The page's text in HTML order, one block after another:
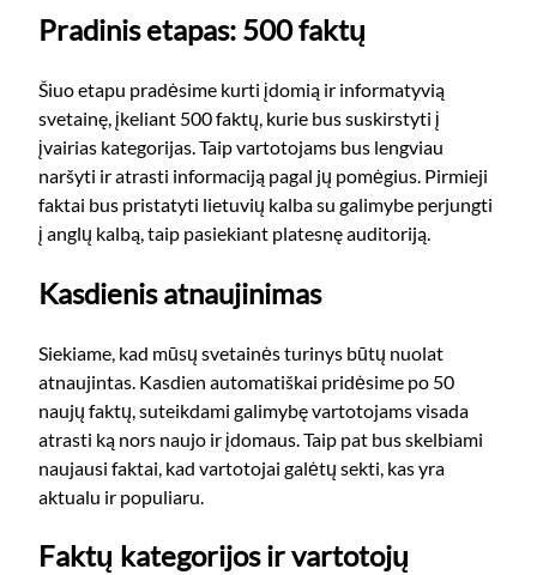
Pradinis etapas: 500 faktų
Šiuo etapu pradėsime kurti įdomią ir informatyvią
svetainę, įkeliant 500 faktų, kurie bus suskirstyti į
įvairias kategorijas. Taip vartotojams bus lengviau
naršyti ir atrasti informaciją pagal jų pomėgius. Pirmieji
faktai bus pristatyti lietuvių kalba su galimybe perjungti
į anglų kalbą, taip pasiekiant platesnę auditoriją.
Kasdienis atnaujinimas
Siekiame, kad mūsų svetainės turinys būtų nuolat
atnaujintas. Kasdien automatiškai pridėsime po 50
naujų faktų, suteikdami galimybę vartotojams visada
atrasti ką nors naujo ir įdomaus. Taip pat bus skelbiami
naujausi faktai, kad vartotojai galėtų sekti, kas yra
aktualu ir populiaru.
Faktų kategorijos ir vartotojų